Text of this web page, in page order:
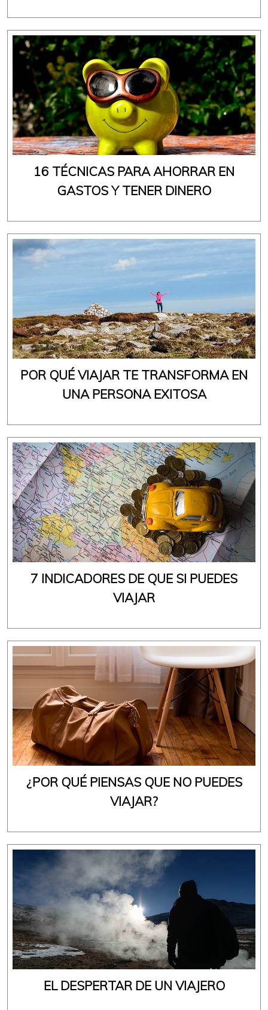
16 TÉCNICAS PARA AHORRAR EN
GASTOS Y TENER DINERO
POR QUÉ VIAJAR TE TRANSFORMA EN
UNA PERSONA EXITOSA
7 INDICADORES DE QUE SI PUEDES
VIAJAR
¿POR QUÉ PIENSAS QUE NO PUEDES
VIAJAR?
EL DESPERTAR DE UN VIAJERO